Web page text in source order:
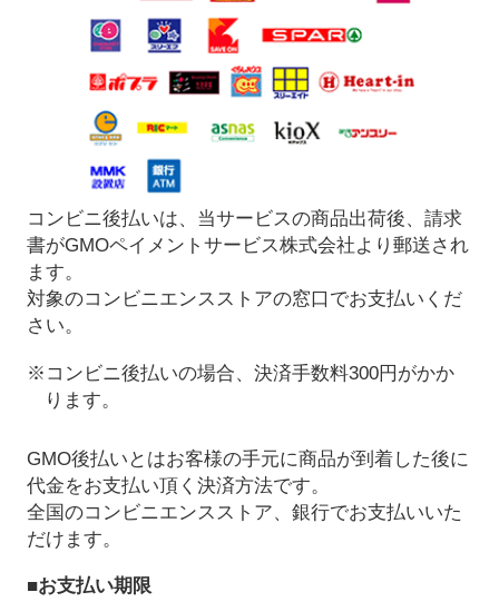
コンビニ後払いは、当サービスの商品出荷後、請求
書がGMOペイメントサービス株式会社より郵送され
ます。
対象のコンビニエンスストアの窓口でお支払いくだ
さい。
※コンビニ後払いの場合、決済手数料300円がかか
ります。
GMO後払いとはお客様の手元に商品が到着した後に
代金をお支払い頂く決済方法です。
全国のコンビニエンスストア、銀行でお支払いいた
だけます。
■お支払い期限